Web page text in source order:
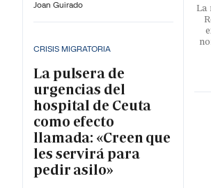
Joan Guirado
CRISIS MIGRATORIA
La pulsera de
urgencias del
hospital de Ceuta
como efecto
llamada: «Creen que
les servirá para
pedir asilo»
La